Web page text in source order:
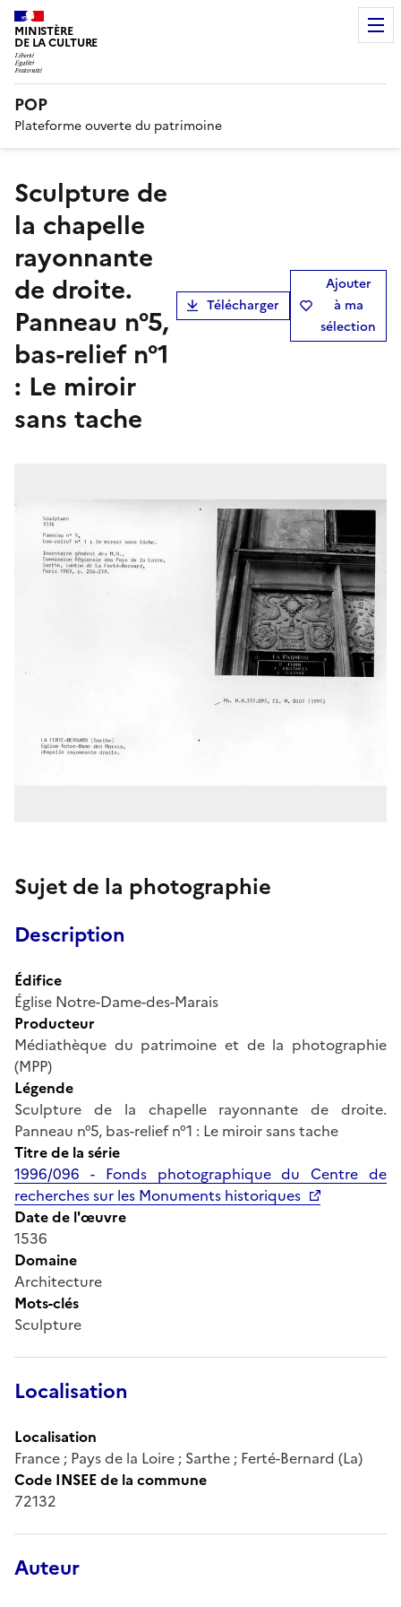
MINISTÈRE
DE LA CULTURE
POP
Plateforme ouverte du patrimoine
Sculpture de
la chapelle
rayonnante
de droite.
Panneau n°5,
bas-relief n°1
: Le miroir
sans tache
Télécharger
Ajouter
à ma
sélection
Sujet de la photographie
Description
Édifice
Église Notre-Dame-des-Marais
Producteur
Médiathèque du patrimoine et de la photographie
(MPP)
Légende
Sculpture de la chapelle rayonnante de droite.
Panneau n°5, bas-relief n°1 : Le miroir sans tache
Titre de la série
1996/096 - Fonds photographique du Centre de
recherches sur les Monuments historiques
Date de l'œuvre
1536
Domaine
Architecture
Mots-clés
Sculpture
Localisation
Localisation
France ; Pays de la Loire ; Sarthe ; Ferté-Bernard (La)
Code INSEE de la commune
72132
Auteur